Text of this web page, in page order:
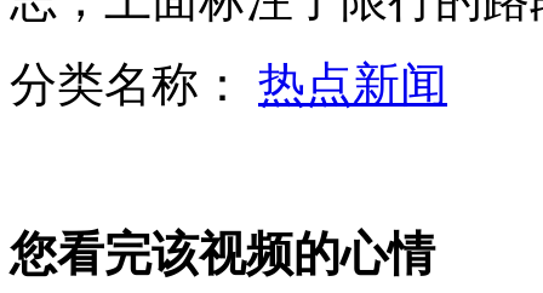
美研究显示喝碳酸饮料易中风
山西运城恶犬咬伤多人 警民合力深夜将其击毙
分类名称： 热点新闻
您看完该视频的心情